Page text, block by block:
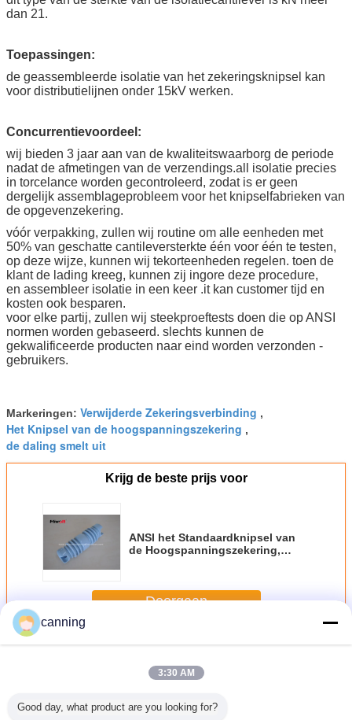
dan 21.
Toepassingen:
de geassembleerde isolatie van het zekeringsknipsel kan
voor distributielijnen onder 15kV werken.
Concurrentievoordeel:
wij bieden 3 jaar aan van de kwaliteitswaarborg de periode
nadat de afmetingen van de verzendings.all isolatie precies
in torcelance worden gecontroleerd, zodat is er geen
dergelijk assemblageprobleem voor het knipselfabrieken van
de opgevenzekering.
vóór verpakking, zullen wij routine om alle eenheden met
50% van geschatte cantileversterkte één voor één te testen,
op deze wijze, kunnen wij tekorteenheden regelen. toen de
klant de lading kreeg, kunnen zij ingore deze procedure,
en assembleer isolatie in een keer .it kan customer tijd en
kosten ook besparen.
voor elke partij, zullen wij steekproeftests doen die op ANSI
normen worden gebaseerd. slechts kunnen de
gekwalificeerde producten naar eind worden verzonden -
gebruikers.
Markeringen: Verwijderde Zekeringsverbinding ,
Het Knipsel van de hoogspanningszekering ,
de daling smelt uit
Krijg de beste prijs voor
ANSI het Standaardknipsel van
de Hoogspanningszekering,
Doorgaan
MeerHet Knipsel van de opgevenzekering
canning
3:30 AM
Good day, what product are you looking for?